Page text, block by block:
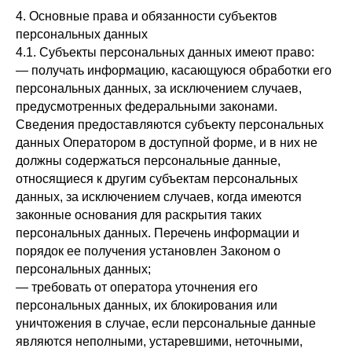
4. Основные права и обязанности субъектов
персональных данных
4.1. Субъекты персональных данных имеют право:
— получать информацию, касающуюся обработки его
персональных данных, за исключением случаев,
предусмотренных федеральными законами.
Сведения предоставляются субъекту персональных
данных Оператором в доступной форме, и в них не
должны содержаться персональные данные,
относящиеся к другим субъектам персональных
данных, за исключением случаев, когда имеются
законные основания для раскрытия таких
персональных данных. Перечень информации и
порядок ее получения установлен Законом о
персональных данных;
— требовать от оператора уточнения его
персональных данных, их блокирования или
уничтожения в случае, если персональные данные
являются неполными, устаревшими, неточными,